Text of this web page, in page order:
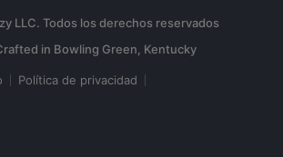
LLC. Todos los derechos reservados
Política de privacidad